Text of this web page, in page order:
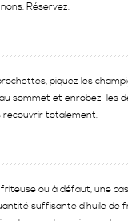
Réservez.
piquez les
sommet et enrobez-les
recouvrir totalement.
ou à défaut, une
suffisante d’huile de